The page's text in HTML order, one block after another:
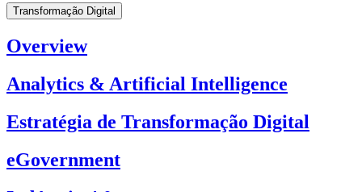
Transformação Digital
Overview
Analytics & Artificial Intelligence
Estratégia de Transformação Digital
eGovernment